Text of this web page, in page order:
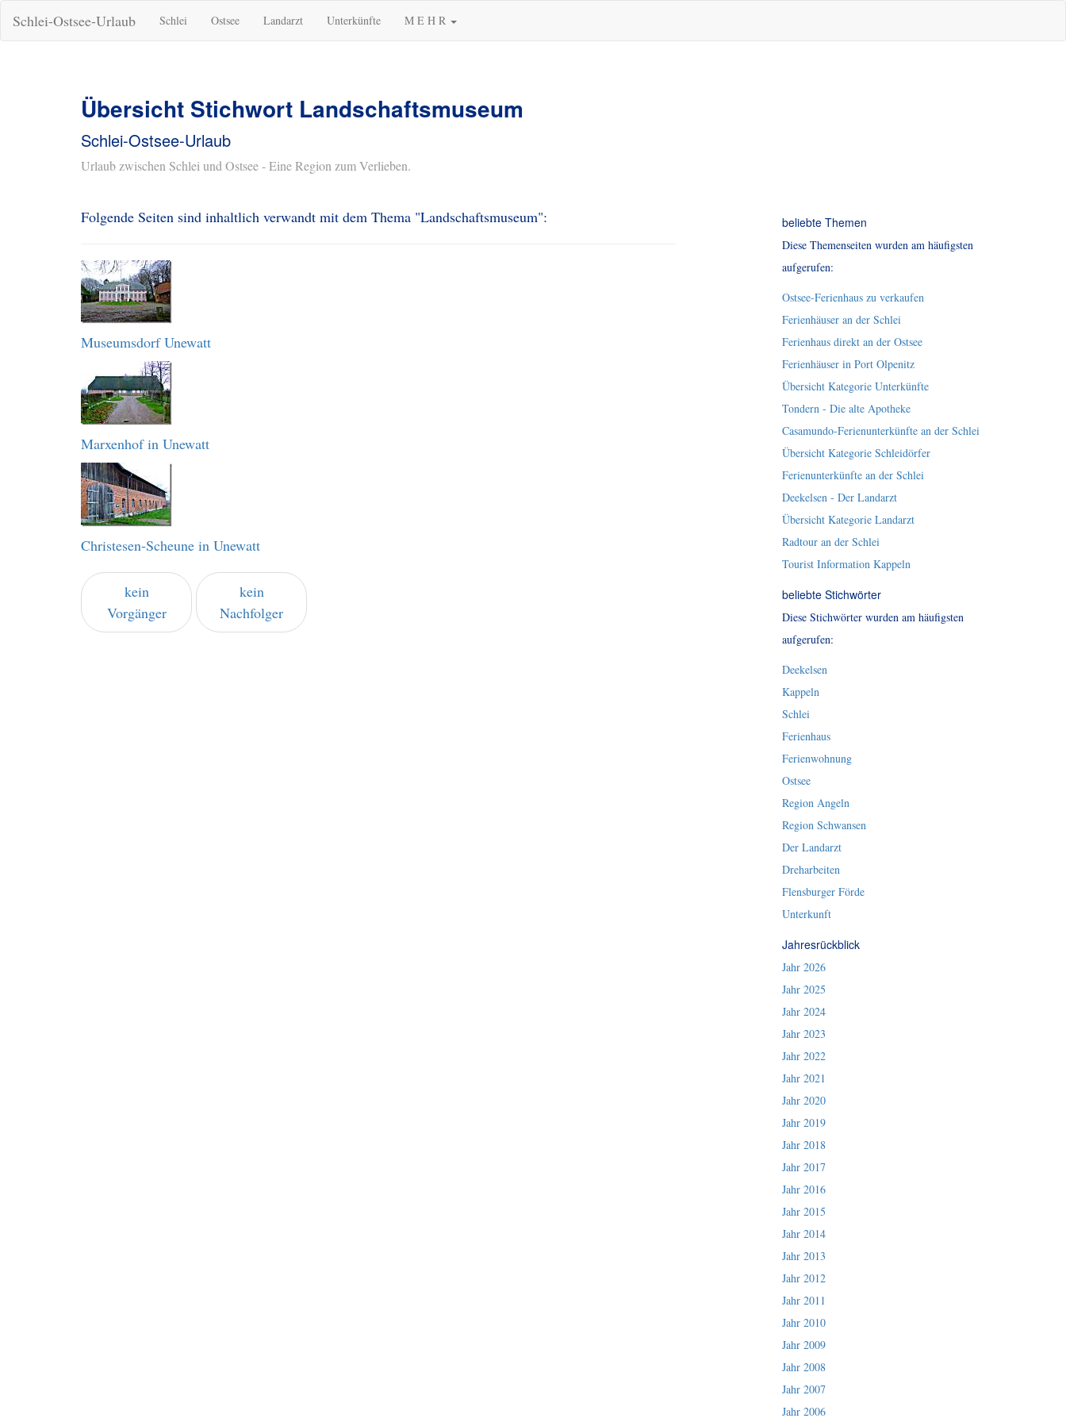
Schlei-Ostsee-Urlaub Schlei Ostsee Landarzt Unterkünfte M E H R
Übersicht Stichwort Landschaftsmuseum
Schlei-Ostsee-Urlaub
Urlaub zwischen Schlei und Ostsee - Eine Region zum Verlieben.
Folgende Seiten sind inhaltlich verwandt mit dem Thema "Landschaftsmuseum":
Museumsdorf Unewatt
Marxenhof in Unewatt
Christesen-Scheune in Unewatt
kein
Vorgänger
kein
Nachfolger
beliebte Themen
Diese Themenseiten wurden am häufigsten
aufgerufen:
Ostsee-Ferienhaus zu verkaufen
Ferienhäuser an der Schlei
Ferienhaus direkt an der Ostsee
Ferienhäuser in Port Olpenitz
Übersicht Kategorie Unterkünfte
Tondern - Die alte Apotheke
Casamundo-Ferienunterkünfte an der Schlei
Übersicht Kategorie Schleidörfer
Ferienunterkünfte an der Schlei
Deekelsen - Der Landarzt
Übersicht Kategorie Landarzt
Radtour an der Schlei
Tourist Information Kappeln
beliebte Stichwörter
Diese Stichwörter wurden am häufigsten
aufgerufen:
Deekelsen
Kappeln
Schlei
Ferienhaus
Ferienwohnung
Ostsee
Region Angeln
Region Schwansen
Der Landarzt
Dreharbeiten
Flensburger Förde
Unterkunft
Jahresrückblick
Jahr 2026
Jahr 2025
Jahr 2024
Jahr 2023
Jahr 2022
Jahr 2021
Jahr 2020
Jahr 2019
Jahr 2018
Jahr 2017
Jahr 2016
Jahr 2015
Jahr 2014
Jahr 2013
Jahr 2012
Jahr 2011
Jahr 2010
Jahr 2009
Jahr 2008
Jahr 2007
Jahr 2006